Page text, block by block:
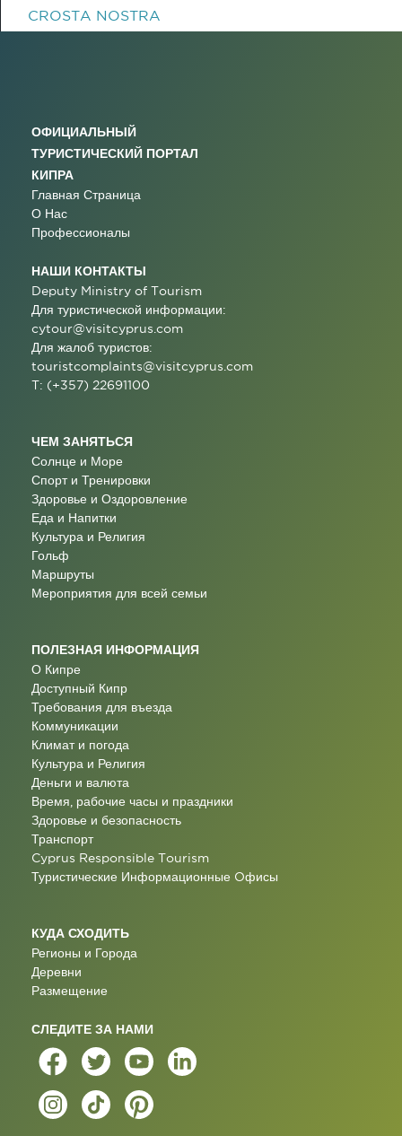
CROSTA NOSTRA
ОФИЦИАЛЬНЫЙ
ТУРИСТИЧЕСКИЙ ПОРТАЛ
КИПРА
Главная Страница
О Нас
Профессионалы
НАШИ КОНТАКТЫ
Deputy Ministry of Tourism
Для туристической информации:
cytour@visitcyprus.com
Для жалоб туристов:
touristcomplaints@visitcyprus.com
T: (+357) 22691100
ЧЕМ ЗАНЯТЬСЯ
Солнце и Море
Спорт и Тренировки
Здоровье и Оздоровление
Еда и Напитки
Культура и Религия
Гольф
Маршруты
Мероприятия для всей семьи
ПОЛЕЗНАЯ ИНФОРМАЦИЯ
О Кипре
Доступный Кипр
Требования для въезда
Коммуникации
Климат и погода
Культура и Религия
Деньги и валюта
Время, рабочие часы и праздники
Здоровье и безопасность
Транспорт
Cyprus Responsible Tourism
Туристические Информационные Oфисы
КУДА СХОДИТЬ
Регионы и Города
Деревни
Размещение
СЛЕДИТЕ ЗА НАМИ